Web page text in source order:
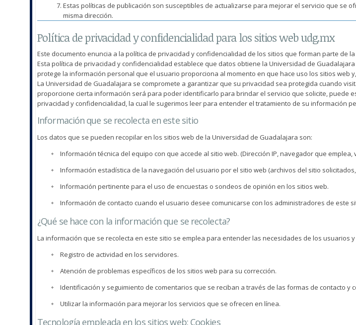
Estas políticas de publicación son susceptibles de actualizarse para mejorar el servicio que se
misma dirección.
Política de privacidad y confidencialidad para los sitios web udg.mx
Este documento enuncia a la política de privacidad y confidencialidad de los sitios que forman parte de
Esta política de privacidad y confidencialidad establece que datos obtiene la Universidad de
protege la información personal que el usuario proporciona al momento en que hace uso los sitios web
La Universidad de Guadalajara se compromete a garantizar que su privacidad sea protegida cuando
proporcione cierta información será para poder identificarlo para brindar el servicio que solicite, puede
privacidad y confidencialidad, la cual le sugerimos leer para entender el tratamiento de su información
Información que se recolecta en este sitio
Los datos que se pueden recopilar en los sitios web de la Universidad de Guadalajara son:
Información técnica del equipo con que accede al sitio web. (Dirección IP, navegador que emplea,
Información estadística de la navegación del usuario por el sitio web (archivos del sitio
Información pertinente para el uso de encuestas o sondeos de opinión en los sitios web.
Información de contacto cuando el usuario desee comunicarse con los administradores de este
¿Qué se hace con la información que se recolecta?
La información que se recolecta en este sitio se emplea para entender las necesidades de los
Registro de actividad en los servidores.
Atención de problemas específicos de los sitios web para su corrección.
Identificación y seguimiento de comentarios que se reciban a través de las formas de contacto y
Utilizar la información para mejorar los servicios que se ofrecen en línea.
Tecnología empleada en los sitios web: Cookies